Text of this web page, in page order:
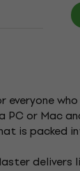
PC or Mac
is packed
delivers